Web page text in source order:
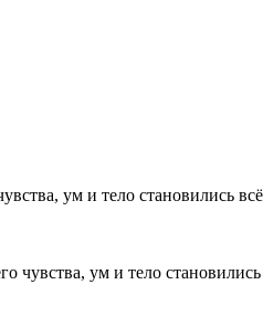
чувства, ум и тело